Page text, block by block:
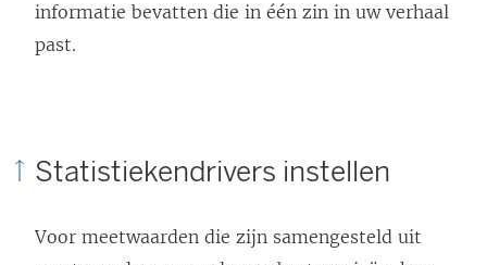
informatie bevatten die in één zin in uw verhaal
past.
Statistiekendrivers instellen
Voor meetwaarden die zijn samengesteld uit